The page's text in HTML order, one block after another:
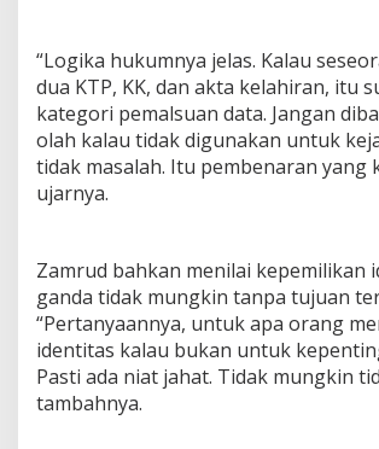
m
e
n
e
p
“Logika hukumnya jelas. Kalau
dua KTP, KK, dan akta kelahiran, itu
kategori pemalsuan data. Jangan
olah kalau tidak digunakan untuk
tidak masalah. Itu pembenaran yang
ujarnya.
Zamrud bahkan menilai kepemilikan
ganda tidak mungkin tanpa tujuan
“Pertanyaannya, untuk apa orang
identitas kalau bukan untuk
Pasti ada niat jahat. Tidak mungkin
tambahnya.